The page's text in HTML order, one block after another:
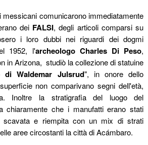
messicani comunicarono immediatamente
dei FALSI, degli articoli comparsi su
i loro dubbi nei riguardi dei dogmi
1952, l'archeologo Charles Di Peso,
in Arizona, studiò la collezione di statuine
di Waldemar Julsrud", in onore dello
non comparivano segni dell'età,
Inoltre la stratigrafia del luogo del
chiaramente che i manufatti erano stati
scavata e riempita con un mix di strati
aree circostanti la città di Acámbaro.